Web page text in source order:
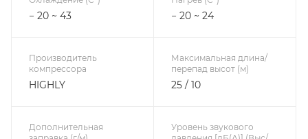
− 20 ~ 43 − 20 ~ 24
Производитель
компрессора
HIGHLY
Максимальная длина/
перепад высот (м)
25 / 10
Дополнительная
Уровень звукового